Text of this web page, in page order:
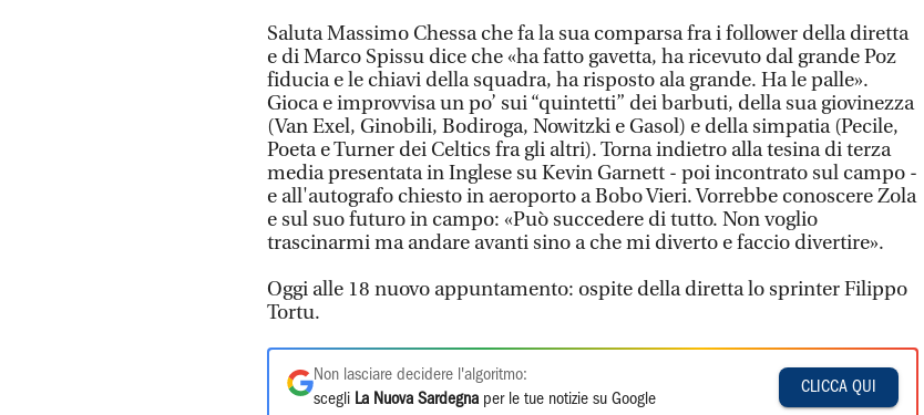
Saluta Massimo Chessa che fa la sua comparsa fra i follower della diretta
e di Marco Spissu dice che «ha fatto gavetta, ha ricevuto dal grande Poz
fiducia e le chiavi della squadra, ha risposto ala grande. Ha le palle».
Gioca e improvvisa un po’ sui “quintetti” dei barbuti, della sua giovinezza
(Van Exel, Ginobili, Bodiroga, Nowitzki e Gasol) e della simpatia (Pecile,
Poeta e Turner dei Celtics fra gli altri). Torna indietro alla tesina di terza
media presentata in Inglese su Kevin Garnett - poi incontrato sul campo -
e all'autografo chiesto in aeroporto a Bobo Vieri. Vorrebbe conoscere Zola
e sul suo futuro in campo: «Può succedere di tutto. Non voglio
trascinarmi ma andare avanti sino a che mi diverto e faccio divertire».
Oggi alle 18 nuovo appuntamento: ospite della diretta lo sprinter Filippo
Tortu.
Non lasciare decidere l'algoritmo:
scegli La Nuova Sardegna per le tue notizie su Google
CLICCA QUI